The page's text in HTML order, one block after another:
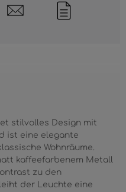
stilvolles Design mit
ist eine elegante
Wohnräume.
kaffeefarbenem Metall
zu den
der Leuchte eine